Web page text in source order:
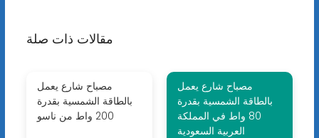
مقالات ذات صلة
مصباح شارع يعمل
بالطاقة الشمسية بقدرة
200 واط من ناسو
مصباح شارع يعمل
بالطاقة الشمسية بقدرة
80 واط في المملكة
العربية السعودية